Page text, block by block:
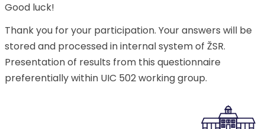
Good luck!
Thank you for your participation. Your answers will be
stored and processed in internal system of ŽSR.
Presentation of results from this questionnaire
preferentially within UIC 502 working group.